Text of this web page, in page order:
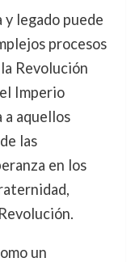
y legado puede
procesos
Revolución
Imperio
aquellos
las
en los
un